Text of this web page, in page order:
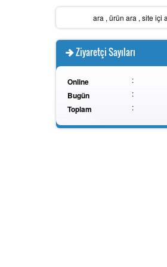
Batarya Kapasite Ölçer
Işık Ölçer
ara , ürün ara , site içi
Ziyaretçi Sayıları
Online :
Bugün
:
Toplam
: